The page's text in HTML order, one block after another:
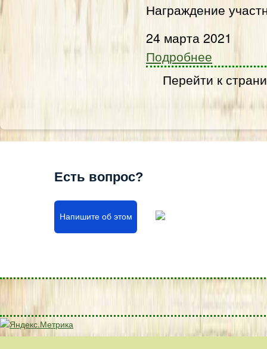
Награждение
24 марта 2021
Подробнее
Перейти к
Есть вопрос?
Напишите об этом